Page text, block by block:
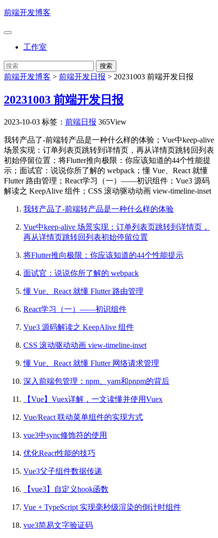
前端开发博客
工作室
前端开发博客 > 前端开发日报 > 20231003 前端开发日报
20231003 前端开发日报
2023-10-03 标签： 前端日报 365View
我转产品了-前端转产品是一种什么样的体验；Vue中keep-alive
场景实现：订单列表页跳转到详情页，再从详情页跳转回列表
初始停留位置；将Flutter推向极限：你应该知道的44个性能提
示；面试官：说说你所了解的 webpack；懂 Vue、React 就懂
Flutter 路由管理；React学习（一）——初识组件；Vue3 源码
解读之 KeepAlive 组件；CSS 滚动驱动动画 view-timeline-inset
我转产品了-前端转产品是一种什么样的体验
Vue中keep-alive 场景实现：订单列表页跳转到详情页，
再从详情页跳转回列表初始停留位置
将Flutter推向极限：你应该知道的44个性能提示
面试官：说说你所了解的 webpack
懂 Vue、React 就懂 Flutter 路由管理
React学习（一）——初识组件
Vue3 源码解读之 KeepAlive 组件
CSS 滚动驱动动画 view-timeline-inset
懂 Vue、React 就懂 Flutter 网络请求管理
深入前端包管理：npm、yarn和pnpm的背后
【Vue】Vuex详解，一文读懂并使用Vuex
Vue/React 联动菜单组件的实现方式
vue3中sync修饰符的使用
优化React性能的技巧
Vue3父子组件数据传递
【vue3】自定义hook函数
Vue + TypeScript 实现毫秒级渲染的倒计时组件
vue3简易文字验证码